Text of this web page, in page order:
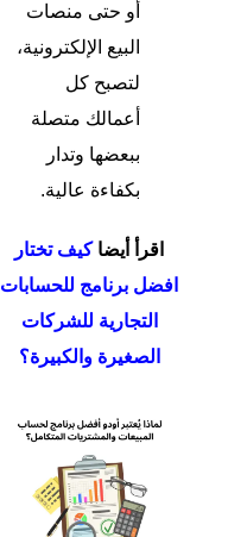
أو حتى منصات
البيع الإلكترونية،
لتصبح كل
أعمالك متصلة
ببعضها وتدار
بكفاءة عالية.
اقرأ أيضاكيف تختار
افضل برنامج للحسابات
التجارية للشركات
الصغيرة والكبيرة؟